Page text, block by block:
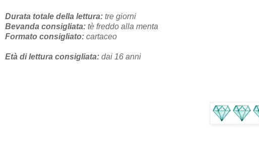
Durata totale della lettura: tre giorni
Bevanda consigliata: tè freddo alla menta
Formato consigliato: cartaceo
Età di lettura consigliata: dai 16 anni